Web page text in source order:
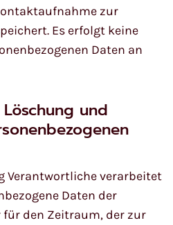
zur
Es erfolgt keine
Daten an
und
Verantwortliche verarbeitet
Daten der
den Zeitraum, der zur